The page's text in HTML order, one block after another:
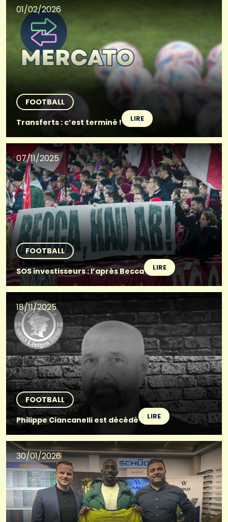
01/02/2026
FOOTBALL
Transferts : c’est terminé !
LIRE
07/11/2025
FOOTBALL
SOS investisseurs : l’après Becca
LIRE
18/11/2025
FOOTBALL
Philippe Ciancanelli est décédé
LIRE
30/01/2026